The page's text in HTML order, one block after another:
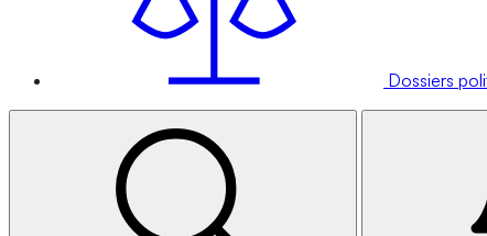
Dossiers